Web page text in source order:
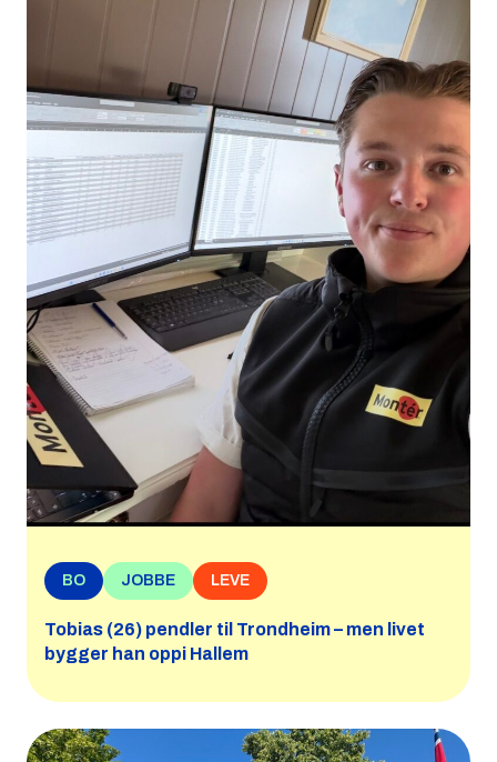
BO JOBBE LEVE
Tobias (26) pendler til Trondheim – men livet
bygger han oppi Hallem